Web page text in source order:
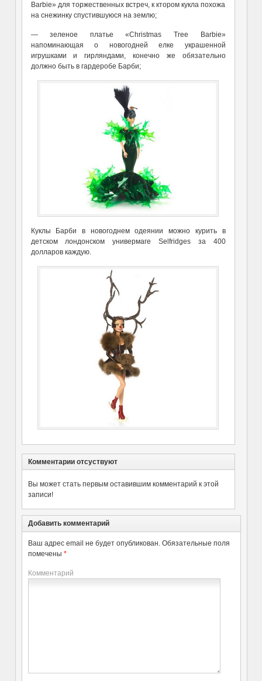
Barbie» для торжественных встреч, к ктором кукла похожа
на снежинку спустившуюся на землю;
— зеленое платье «Christmas Tree Barbie»
напоминающая о новогодней елке украшенной
игрушками и гирляндами, конечно же обязательно
должно быть в гардеробе Барби;
Куклы Барби в новогоднем одеянии можно курить в
детском лондонском универмаге Selfridges за 400
долларов каждую.
Комментарии отсуствуют
Вы может стать первым оставившим комментарий к этой
записи!
Добавить комментарий
Ваш адрес email не будет опубликован. Обязательные поля
помечены *
Комментарий